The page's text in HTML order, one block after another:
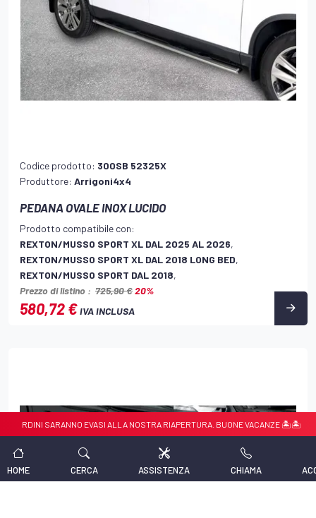
Codice prodotto: 300SB 52325X
Produttore: Arrigoni4x4
PEDANA OVALE INOX LUCIDO
Prodotto compatibile con:
REXTON/MUSSO SPORT XL DAL 2025 AL 2026,
REXTON/MUSSO SPORT XL DAL 2018 LONG BED,
REXTON/MUSSO SPORT DAL 2018,
Prezzo di listino : 725,90 €20%
580,72 €IVA INCLUSA
HOME CERCA ASSISTENZA CHIAMA
EVASI ALLA NOSTRA RIAPERTURA. BUONE VACANZE 🏝️🏝️ ☀️☀️